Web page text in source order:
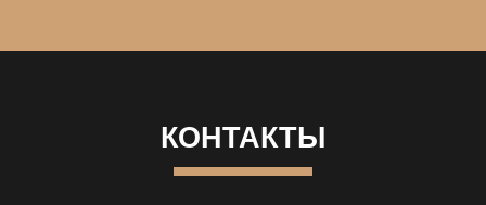
КОНТАКТЫ